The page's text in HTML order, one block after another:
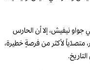
جواو نيفيش، إلا أن الحارس
متصدّياً لأكثر من فرصةٍ خطيرة،